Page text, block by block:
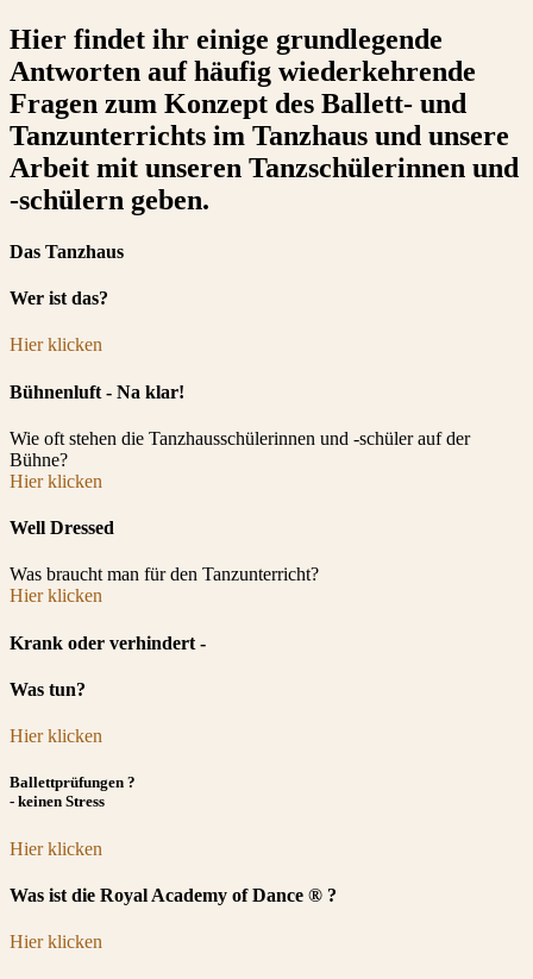
Hier findet ihr einige grundlegende
Antworten auf häufig wiederkehrende
Fragen zum Konzept des Ballett- und
Tanzunterrichts im Tanzhaus und unsere
Arbeit mit unseren Tanzschülerinnen und
-schülern geben.
Das Tanzhaus
Wer ist das?
Hier klicken
Bühnenluft - Na klar!
Wie oft stehen die Tanzhausschülerinnen und -schüler auf der
Bühne?
Hier klicken
Well Dressed
Was braucht man für den Tanzunterricht?
Hier klicken
Krank oder verhindert -
Was tun?
Hier klicken
Ballettprüfungen ?
- keinen Stress
Hier klicken
Was ist die Royal Academy of Dance ® ?
Hier klicken